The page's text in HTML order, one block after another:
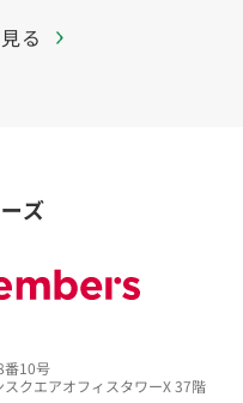
る
ズ
番10号
クエアオフィスタワーX 37階